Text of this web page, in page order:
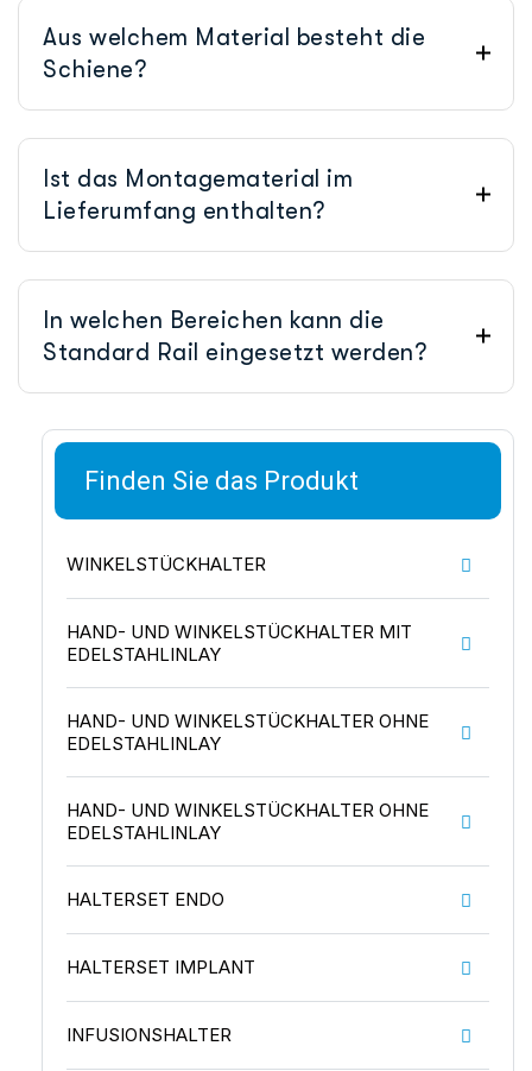
Aus welchem Material besteht die
Schiene?
Ist das Montagematerial im
Lieferumfang enthalten?
In welchen Bereichen kann die
Standard Rail eingesetzt werden?
Finden Sie das Produkt
WINKELSTÜCKHALTER
HAND- UND WINKELSTÜCKHALTER MIT
EDELSTAHLINLAY
HAND- UND WINKELSTÜCKHALTER OHNE
EDELSTAHLINLAY
HAND- UND WINKELSTÜCKHALTER OHNE
EDELSTAHLINLAY
HALTERSET ENDO
HALTERSET IMPLANT
INFUSIONSHALTER